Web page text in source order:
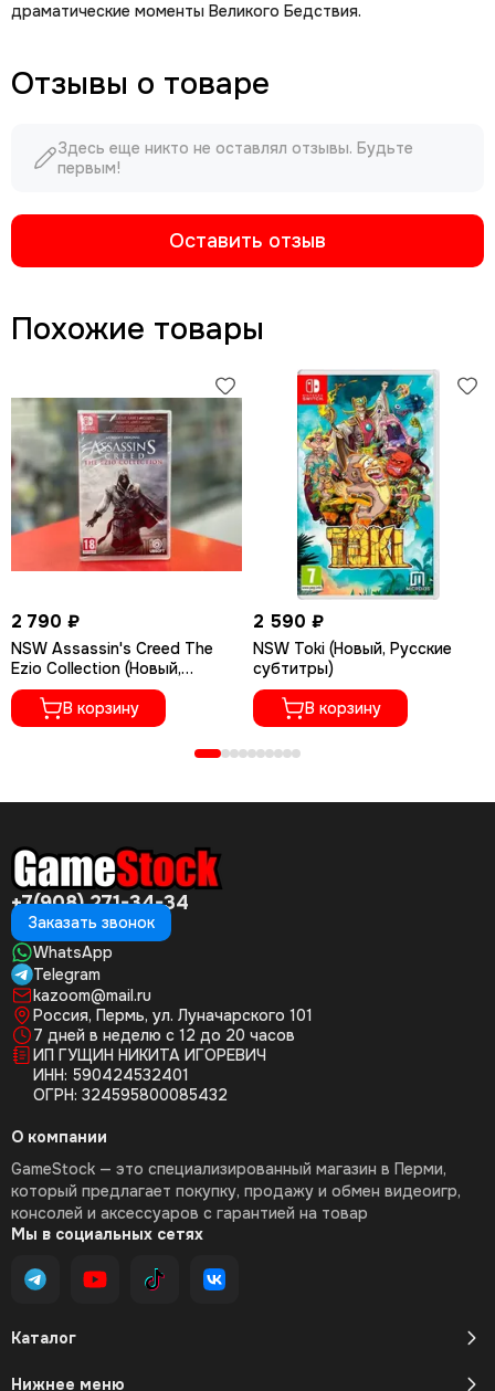
драматические моменты Великого Бедствия.
Отзывы о товаре
Здесь еще никто не оставлял отзывы. Будьте
первым!
Оставить отзыв
Похожие товары
2 790 ₽
NSW Assassin's Creed The
Ezio Collection (Новый,
Полностью на русском
языке)В корзину
2 590 ₽
NSW Toki (Новый, Русские
субтитры)
В корзину
+7(908) 271-34-34
Заказать звонок
WhatsApp
Telegram
kazoom@mail.ru
Россия, Пермь, ул. Луначарского 101
7 дней в неделю с 12 до 20 часов
ИП ГУЩИН НИКИТА ИГОРЕВИЧ
ИНН: 590424532401
ОГРН: 324595800085432
Каталог
Нижнее меню
О компании
GameStock — это специализированный магазин в Перми,
который предлагает покупку, продажу и обмен видеоигр,
консолей и аксессуаров с гарантией на товар
Мы в социальных сетях